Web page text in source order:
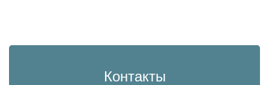
Контакты